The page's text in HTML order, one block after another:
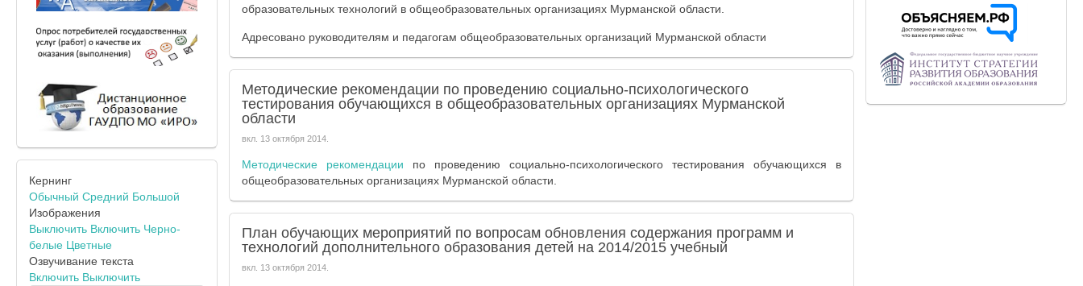
образовательных технологий в общеобразовательных организациях Мурманской области.
Адресовано руководителям и педагогам общеобразовательных организаций Мурманской области
Методические рекомендации по проведению социально-психологического
тестирования обучающихся в общеобразовательных организациях Мурманской
области
вкл. 13 октября 2014.
Методические рекомендации по проведению социально-психологического тестирования обучающихся в
общеобразовательных организациях Мурманской области.
План обучающих мероприятий по вопросам обновления содержания программ и
технологий дополнительного образования детей на 2014/2015 учебный
вкл. 13 октября 2014.
Кернинг
Обычный Средний Большой
Изображения
Выключить Включить Черно-
белые Цветные
Озвучивание текста
Включить Выключить